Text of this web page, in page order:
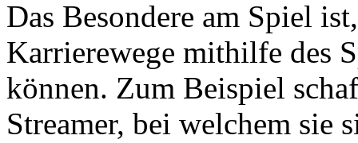
Das Besondere am Spiel
Karrierewege mithilfe des
können. Zum Beispiel
Streamer, bei welchem sie